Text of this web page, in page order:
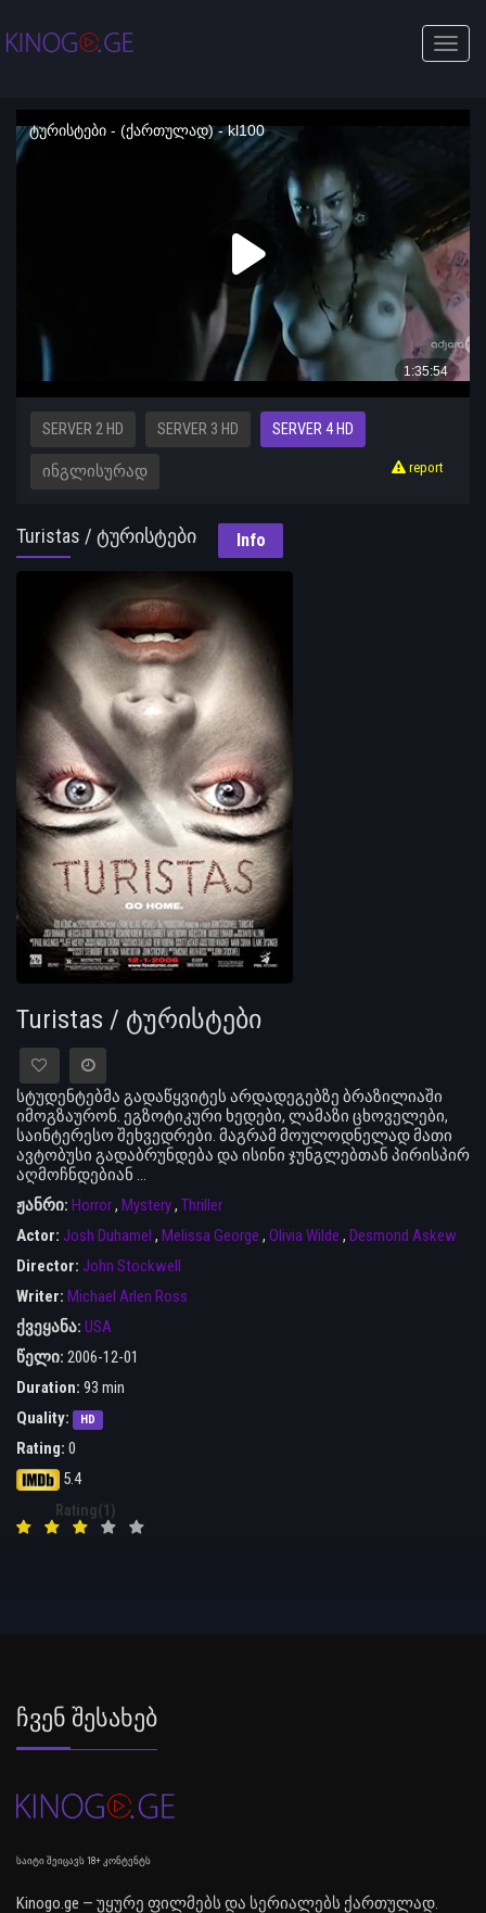
Toggle
SERVER 2 HD SERVER 3 HD SERVER 4 HD
ᲘᲜᲒᲚᲘᲡᲣᲠᲐᲓ report
Turistas / ტურისტები Info
Turistas / ტურისტები
სტუდენტებმა გადაწყვიტეს არდადეგებზე ბრაზილიაში
იმოგზაურონ. ეგზოტიკური ხედები, ლამაზი ცხოველები,
საინტერესო შეხვედრები. მაგრამ მოულოდნელად მათი
ავტობუსი გადაბრუნდება და ისინი ჯუნგლებთან პირისპირ
აღმოჩნდებიან ...
ჟანრი: Horror, Mystery, Thriller
Actor: Josh Duhamel , Melissa George , Olivia Wilde , Desmond Askew
Director: John Stockwell
Writer: Michael Arlen Ross
ქვეყანა: USA
წელი: 2006-12-01
Duration: 93 min
Quality:
HD
Rating: 0
5.4
Rating(1)
Ჩვენ Შესახებ
საიტი შეიცავს 18+ კონტენტს
Kinogo.ge — უყურე ფილმებს და სერიალებს ქართულად.